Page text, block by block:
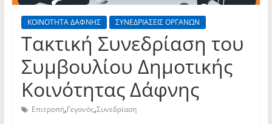
ΚΟΙΝΟΤΗΤΑ ΔΑΦΝΗΣ ΣΥΝΕΔΡΙΑΣΕΙΣ ΟΡΓΑΝΩΝ
Tακτική Συνεδρίαση του
Συμβουλίου Δημοτικής
Κοινότητας Δάφνης
Επιτροπή,Γεγονός,Συνεδρίαση